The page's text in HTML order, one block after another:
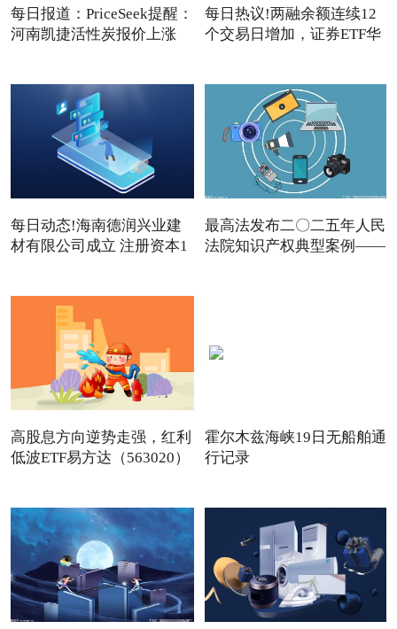
每日报道：PriceSeek提醒：
河南凯捷活性炭报价上涨
每日热议!两融余额连续12
个交易日增加，证券ETF华
每日动态!海南德润兴业建
材有限公司成立 注册资本1
最高法发布二〇二五年人民
法院知识产权典型案例——
高股息方向逆势走强，红利
低波ETF易方达（563020）
霍尔木兹海峡19日无船舶通
行记录